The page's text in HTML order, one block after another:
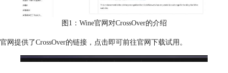
图1：Wine官网对CrossOver的介绍
官网提供了CrossOver的链接，点击即可前往官网下载试用。